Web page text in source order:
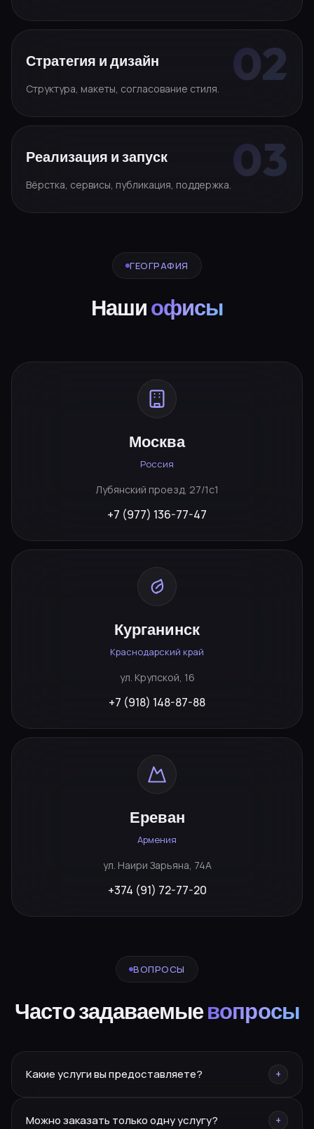
Стратегия и дизайн
Структура, макеты, согласование стиля.
Реализация и запуск
Вёрстка, сервисы, публикация, поддержка.
ГЕОГРАФИЯ
Нашиофисы
Москва
Россия
Лубянский проезд, 27/1с1
+7 (977) 136-77-47
Курганинск
Краснодарский край
ул. Крупской, 16
+7 (918) 148-87-88
Ереван
Армения
ул. Наири Зарьяна, 74А
+374 (91) 72-77-20
ВОПРОСЫ
Часто задаваемыевопросы
Какие услуги вы предоставляете? +
дизайн, полиграфия, фото/видео, маркетплейсы,
Можно заказать только одну услугу? +